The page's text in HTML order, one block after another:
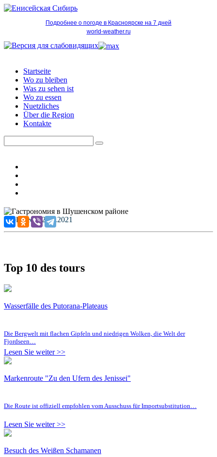
Подробнее о погоде в Красноярске на 7 дней
world-weather.ru
Startseite
Wo zu bleiben
Was zu sehen ist
Wo zu essen
Nuetzliches
Über die Region
Kontakte
Published: 22.10.2021
Top 10 des tours
Wasserfälle des Putorana-Plateaus
Die Bergwelt mit flachen Gipfeln und niedrigen Wolken, die Welt der
Fjordseen…
Lesen Sie weiter >>
Markenroute "Zu den Ufern des Jenissei"
Die Route ist offiziell empfohlen vom Ausschuss für Importsubstitution…
Lesen Sie weiter >>
Besuch des Weißen Schamanen